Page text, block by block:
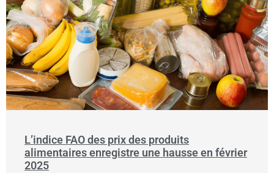
L’indice FAO des prix des produits
alimentaires enregistre une hausse en février
2025